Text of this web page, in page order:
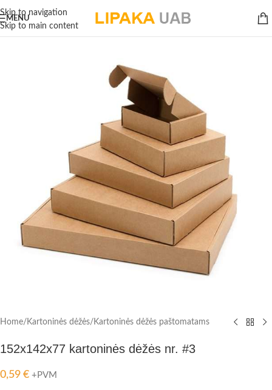
Skip to navigation
Skip to main content
MENU
Home/ Kartoninės dėžės/ Kartoninės dėžės paštomatams
152x142x77 kartoninės dėžės nr. #3
0,59 € +PVM